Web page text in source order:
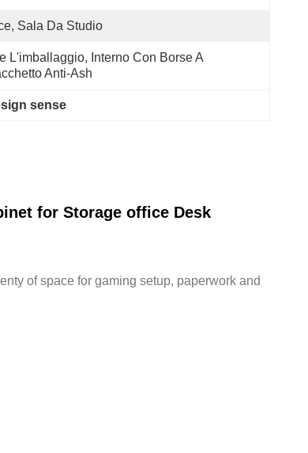
Sala Da Studio
L'imballaggio, Interno Con Borse A
Anti-Ash
sense
for Storage office Desk
of space for gaming setup, paperwork and